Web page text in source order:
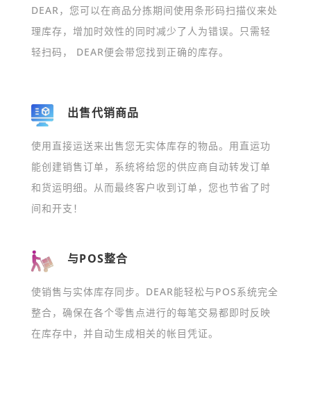
DEAR，您可以在商品分拣期间使用条形码扫描仪来处
理库存，增加时效性的同时减少了人为错误。只需轻
轻扫码， DEAR便会带您找到正确的库存。
出售代销商品
使用直接运送来出售您无实体库存的物品。用直运功
能创建销售订单，系统将给您的供应商自动转发订单
和货运明细。从而最终客户收到订单，您也节省了时
间和开支！
与POS整合
使销售与实体库存同步。DEAR能轻松与POS系统完全
整合，确保在各个零售点进行的每笔交易都即时反映
在库存中，并自动生成相关的帐目凭证。